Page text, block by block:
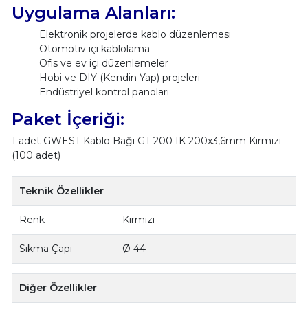
Uygulama Alanları:
Elektronik projelerde kablo düzenlemesi
Otomotiv içi kablolama
Ofis ve ev içi düzenlemeler
Hobi ve DIY (Kendin Yap) projeleri
Endüstriyel kontrol panoları
Paket İçeriği:
1 adet GWEST Kablo Bağı GT 200 IK 200x3,6mm Kırmızı
(100 adet)
Teknik Özellikler
Renk Kırmızı
Sıkma Çapı Ø 44
Diğer Özellikler